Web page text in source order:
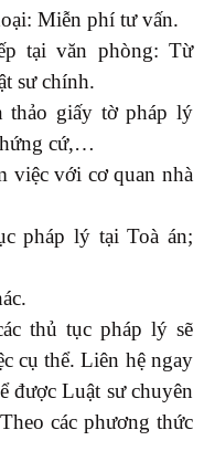
Miễn phí tư vấn.
tại văn phòng: Từ
sư chính.
thảo giấy tờ pháp lý
cứ,…
việc với cơ quan nhà
pháp lý tại Toà án;
thủ tục pháp lý sẽ
cụ thể. Liên hệ ngay
được Luật sư chuyên
các phương thức